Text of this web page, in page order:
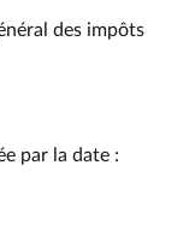
des impôts
par la date :